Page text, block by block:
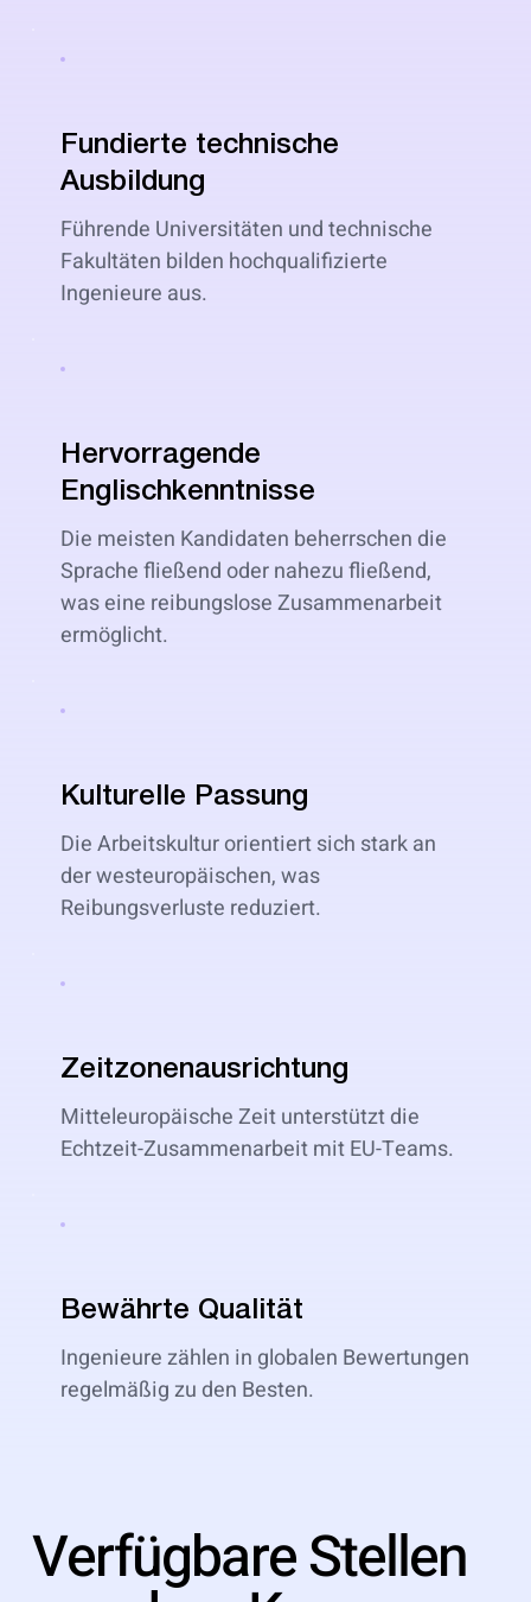
Fundierte technische
Ausbildung
Führende Universitäten und technische
Fakultäten bilden hochqualifizierte
Ingenieure aus.
Hervorragende
Englischkenntnisse
Die meisten Kandidaten beherrschen die
Sprache fließend oder nahezu fließend,
was eine reibungslose Zusammenarbeit
ermöglicht.
Kulturelle Passung
Die Arbeitskultur orientiert sich stark an
der westeuropäischen, was
Reibungsverluste reduziert.
Zeitzonenausrichtung
Mitteleuropäische Zeit unterstützt die
Echtzeit-Zusammenarbeit mit EU-Teams.
Bewährte Qualität
Ingenieure zählen in globalen Bewertungen
regelmäßig zu den Besten.
Verfügbare Stellen